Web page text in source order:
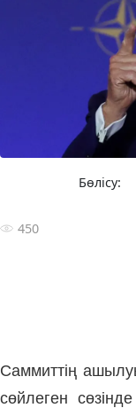
Бөлісу:
450
Саммиттің
сөйлеген